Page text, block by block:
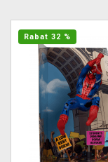
Rabat 32 %